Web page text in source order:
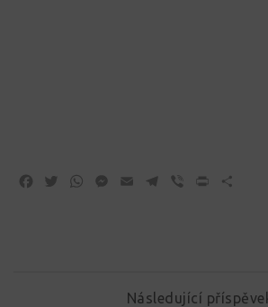
Facebook
TwitterWhatsApp
Messenger
Email Telegram
Viber Print
Následující